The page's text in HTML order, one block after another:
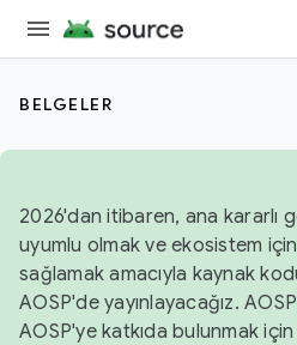
BELGELER
2026'dan itibaren, ana kararlı
uyumlu olmak ve ekosistem için
sağlamak amacıyla kaynak
AOSP'de yayınlayacağız.
AOSP'ye katkıda bulunmak için